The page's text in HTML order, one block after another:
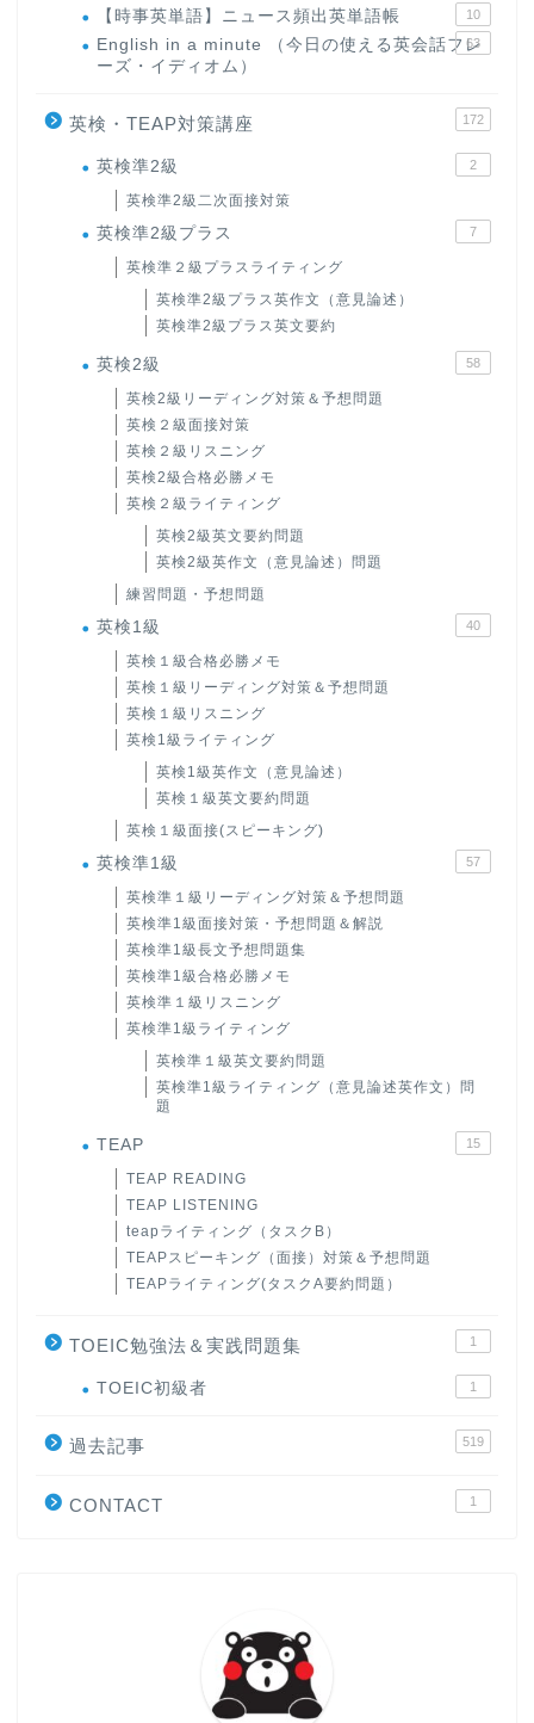
【時事英単語】ニュース頻出英単語帳 10
English in a minute （今日の使える英会話フレ
ーズ・イディオム）
63
英検・TEAP対策講座 172
英検準2級 2
英検準2級二次面接対策
英検準2級プラス 7
英検準２級プラスライティング
英検準2級プラス英作文（意見論述）
英検準2級プラス英文要約
英検2級 58
英検2級リーディング対策＆予想問題
英検２級面接対策
英検２級リスニング
英検2級合格必勝メモ
英検２級ライティング
英検2級英文要約問題
英検2級英作文（意見論述）問題
練習問題・予想問題
英検1級 40
英検１級合格必勝メモ
英検１級リーディング対策＆予想問題
英検１級リスニング
英検1級ライティング
英検1級英作文（意見論述）
英検１級英文要約問題
英検１級面接(スピーキング)
英検準1級 57
英検準１級リーディング対策＆予想問題
英検準1級面接対策・予想問題＆解説
英検準1級長文予想問題集
英検準1級合格必勝メモ
英検準１級リスニング
英検準1級ライティング
英検準１級英文要約問題
英検準1級ライティング（意見論述英作文）問
題
TEAP 15
TEAP READING
TEAP LISTENING
teapライティング（タスクB）
TEAPスピーキング（面接）対策＆予想問題
TEAPライティング(タスクA要約問題）
TOEIC勉強法＆実践問題集 1
TOEIC初級者 1
過去記事 519
CONTACT 1
大学入試英語対策講座
英語名言・格言・カッコい